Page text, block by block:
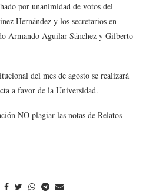
por unanimidad de votos del
Hernández y los secretarios en
Armando Aguilar Sánchez y Gilberto
del mes de agosto se realizará
a favor de la Universidad.
NO plagiar las notas de Relatos